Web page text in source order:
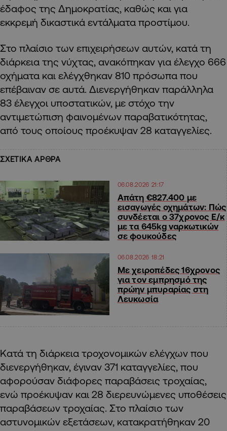
έδαφος της Δημοκρατίας, καθώς και για
εκκρεμή δικαστικά εντάλματα προστίμου.
Στο πλαίσιο των επιχειρήσεων αυτών, κατά τη
διάρκεια της νύχτας, ανακόπηκαν για έλεγχο 666
οχήματα και ελέγχθηκαν 810 πρόσωπα που
επέβαιναν σε αυτά. Διενεργήθηκαν παράλληλα
83 έλεγχοι υποστατικών, με στόχο την
αντιμετώπιση φαινομένων παραβατικότητας,
από τους οποίους προέκυψαν 28 καταγγελίες.
ΣΧΕΤΙΚΑ ΑΡΘΡΑ
06.08.2026 21:17
Απάτη €827.400 με
εισαγωγές οχημάτων: Πώς
συνδέεται ο 37χρονος Ε/κ
με τα 645kg ναρκωτικών
σε φουκούδες
06.08.2026 18:21
Με χειροπέδες 16χρονος
για τον εμπρησμό της
πρώην μπυραρίας στη
Λευκωσία
Κατά τη διάρκεια τροχονομικών ελέγχων που
διενεργήθηκαν, έγιναν 371 καταγγελίες, που
αφορούσαν διάφορες παραβάσεις τροχαίας,
ενώ προέκυψαν και 28 διερευνώμενες υποθέσεις
παραβάσεων τροχαίας. Στο πλαίσιο των
αστυνομικών εξετάσεων, κατακρατήθηκαν 20